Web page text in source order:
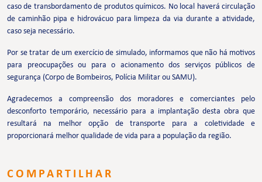
caso de transbordamento de produtos químicos. No local haverá circulação
de caminhão pipa e hidrovácuo para limpeza da via durante a atividade,
caso seja necessário.
Por se tratar de um exercício de simulado, informamos que não há motivos
para preocupações ou para o acionamento dos serviços públicos de
segurança (Corpo de Bombeiros, Polícia Militar ou SAMU).
Agradecemos a compreensão dos moradores e comerciantes pelo
desconforto temporário, necessário para a implantação desta obra que
resultará na melhor opção de transporte para a coletividade e
proporcionará melhor qualidade de vida para a população da região.
COMPARTILHAR